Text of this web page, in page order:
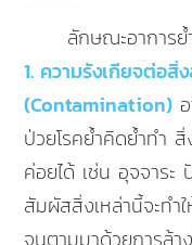
ลักษณะอาการ
1. ความรังเกียจต่อ
(Contamination)
ป่วยโรคย้ำคิดย้ำทำ
ค่อยได้ เช่น อุจจาระ
สัมผัสสิ่งเหล่านี้จะทำ